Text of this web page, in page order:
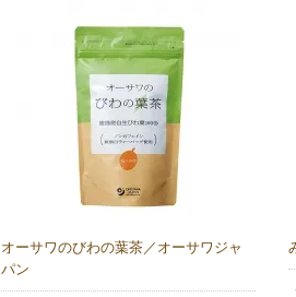
オーサワのびわの葉茶／オーサワジャ
パン